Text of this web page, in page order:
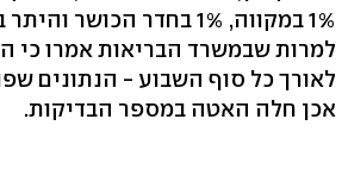
1% במקווה, 1% בחדר
למרות שבמשרד הבריאות אמרו כי
לאורך כל סוף השבוע - הנתונים
אכן חלה האטה במספר הבדיקות.